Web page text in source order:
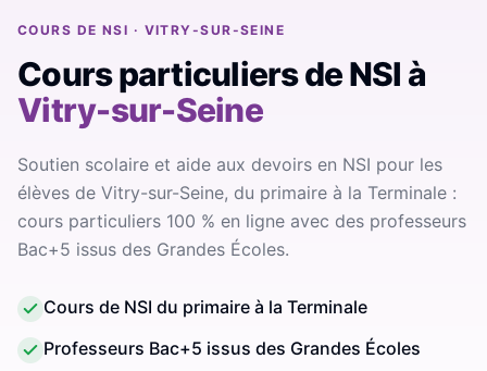
COURS DE NSI · VITRY-SUR-SEINE
Cours particuliers de NSI à
Vitry-sur-Seine
Soutien scolaire et aide aux devoirs en NSI pour les
élèves de Vitry-sur-Seine, du primaire à la Terminale :
cours particuliers 100 % en ligne avec des professeurs
Bac+5 issus des Grandes Écoles.
Cours de NSI du primaire à la Terminale
Professeurs Bac+5 issus des Grandes Écoles